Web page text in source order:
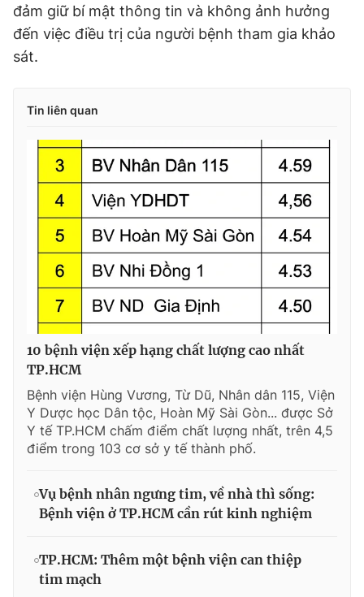
đảm giữ bí mật thông tin và không ảnh hưởng
đến việc điều trị của người bệnh tham gia khảo
sát.
Tin liên quan
10 bệnh viện xếp hạng chất lượng cao nhất
TP.HCM
Bệnh viện Hùng Vương, Từ Dũ, Nhân dân 115, Viện
Y Dược học Dân tộc, Hoàn Mỹ Sài Gòn... được Sở
Y tế TP.HCM chấm điểm chất lượng nhất, trên 4,5
điểm trong 103 cơ sở y tế thành phố.
Vụ bệnh nhân ngưng tim, về nhà thì sống:
Bệnh viện ở TP.HCM cần rút kinh nghiệm
TP.HCM: Thêm một bệnh viện can thiệp
tim mạch